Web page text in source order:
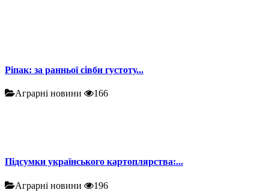
Ріпак: за ранньої сівби густоту...
Аграрні новини 166
Підсумки українського картоплярства:...
Аграрні новини 196